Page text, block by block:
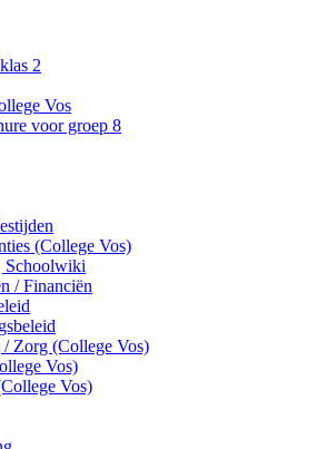
2
Vos
voor groep 8
(College Vos)
Schoolwiki
/ Financiën
Zorg (College Vos)
Vos)
Vos)